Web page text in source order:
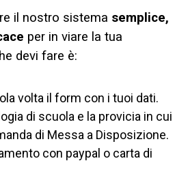
il nostro sistema semplice,
per in viare la tua
devi fare è:
volta il form con i tuoi dati.
di scuola e la provicia in cui
di Messa a Disposizione.
con paypal o carta di